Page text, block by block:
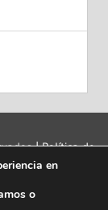
| Política de
|Contacto
en
o